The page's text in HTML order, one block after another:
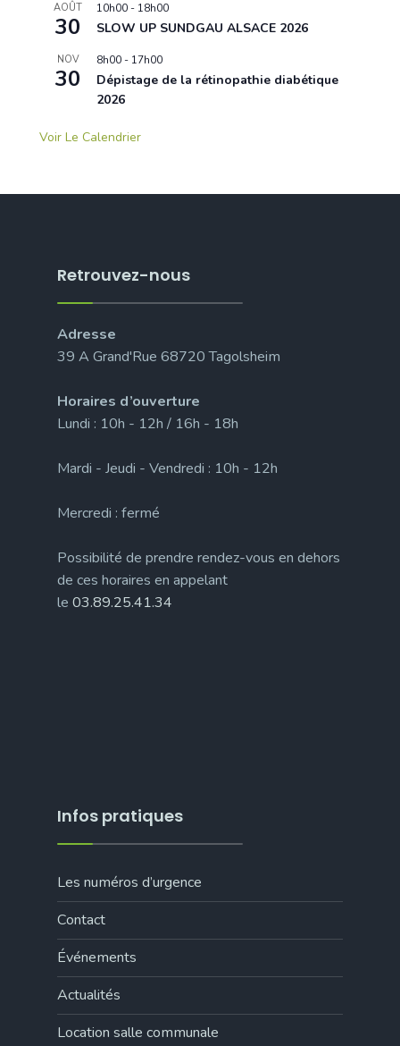
AOÛT
30
10h00 - 18h00
SLOW UP SUNDGAU ALSACE 2026
NOV
30
8h00 - 17h00
Dépistage de la rétinopathie diabétique
2026
Voir Le Calendrier
Retrouvez-nous
Adresse
39 A Grand'Rue 68720 Tagolsheim
Horaires d’ouverture
Lundi : 10h - 12h / 16h - 18h
Mardi - Jeudi - Vendredi : 10h - 12h
Mercredi : fermé
Possibilité de prendre rendez-vous en dehors
de ces horaires en appelant
le 03.89.25.41.34
Infos pratiques
Les numéros d’urgence
Contact
Événements
Actualités
Location salle communale